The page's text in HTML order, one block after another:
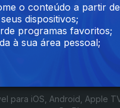
a aplicação
para iOS, Android, Apple
o conteúdo a partir
dispositivos;
programas favoritos;
à sua área pessoal;